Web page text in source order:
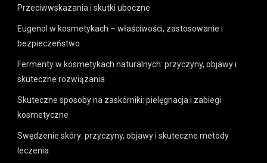
Przeciwwskazania i skutki uboczne
Eugenol w kosmetykach – właściwości, zastosowanie i
bezpieczeństwo
Fermenty w kosmetykach naturalnych: przyczyny, objawy i
skuteczne rozwiązania
Skuteczne sposoby na zaskórniki: pielęgnacja i zabiegi
kosmetyczne
Swędzenie skóry: przyczyny, objawy i skuteczne metody
leczenia